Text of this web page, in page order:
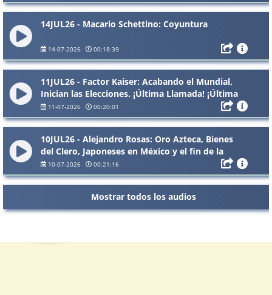
14JUL26 - Macario Schettino: Coyuntura
14-07-2026 00:18:39
11JUL26 - Factor Kaiser: Acabando el Mundial,
Inician las Elecciones. ¡Última Llamada! ¡Última
Oportunidad!
11-07-2026 00:20:01
10JUL26 - Alejandro Rosas: Oro Azteca, Bienes
del Clero, Japoneses en México y el fin de la
Santa Inquisición
10-07-2026 00:21:16
Mostrar todos los audios